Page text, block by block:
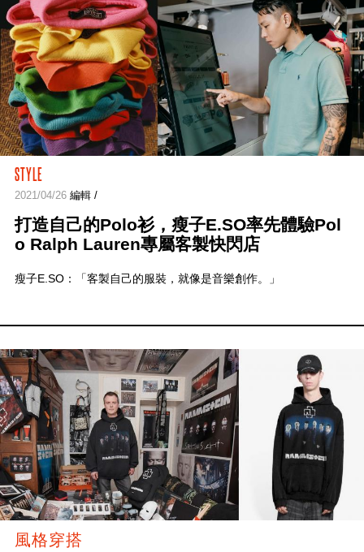
STYLE
2021/04/26編輯 /
打造自己的Polo衫，瘦子E.SO率先體驗Pol
o Ralph Lauren專屬客製快閃店
瘦子E.SO：「客製自己的服裝，就像是音樂創作。」
風格穿搭